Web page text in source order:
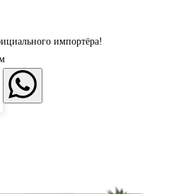
импортёра!